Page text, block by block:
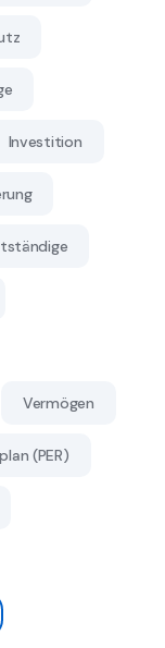
Investition
Vermögen
(PER)